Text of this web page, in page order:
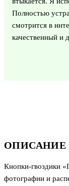
ОПИСАНИЕ
Кнопки-гвоздики
фотографии и
Полностью
смотрится в
качественный и